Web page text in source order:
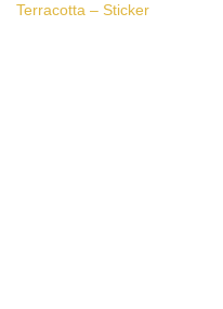
Terracotta – Sticker